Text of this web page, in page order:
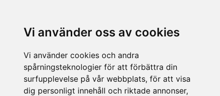
Vi använder oss av cookies
Vi använder cookies och andra
spårningsteknologier för att förbättra din
surfupplevelse på vår webbplats, för att visa
dig personligt innehåll och riktade annonser,